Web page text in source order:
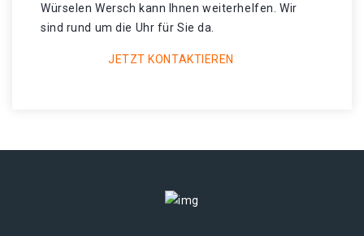
Würselen Wersch kann Ihnen weiterhelfen. Wir
sind rund um die Uhr für Sie da.
JETZT KONTAKTIEREN